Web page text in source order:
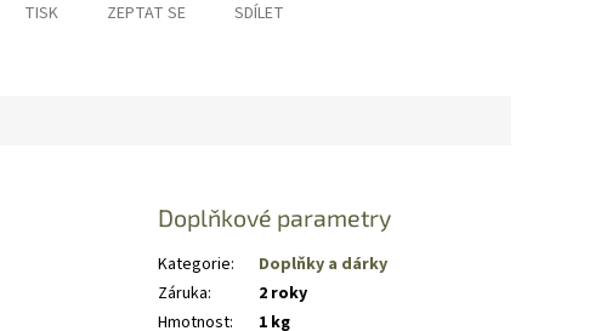
TISK ZEPTAT SE SDÍLET
Doplňkové parametry
Kategorie:
Doplňky a dárky
Záruka:
2 roky
Hmotnost: 1 kg